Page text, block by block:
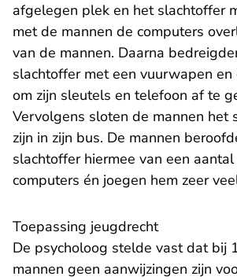
afgelegen plek en het slachtoffer
met de mannen de computers
van de mannen. Daarna
slachtoffer met een vuurwapen
om zijn sleutels en telefoon af te
Vervolgens sloten de mannen het
zijn in zijn bus. De mannen
slachtoffer hiermee van een
computers én joegen hem zeer
Toepassing jeugdrecht
De psycholoog stelde vast dat bij
mannen geen aanwijzingen zijn